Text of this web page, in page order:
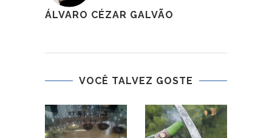
ÁLVARO CÉZAR GALVÃO
VOCÊ TALVEZ GOSTE